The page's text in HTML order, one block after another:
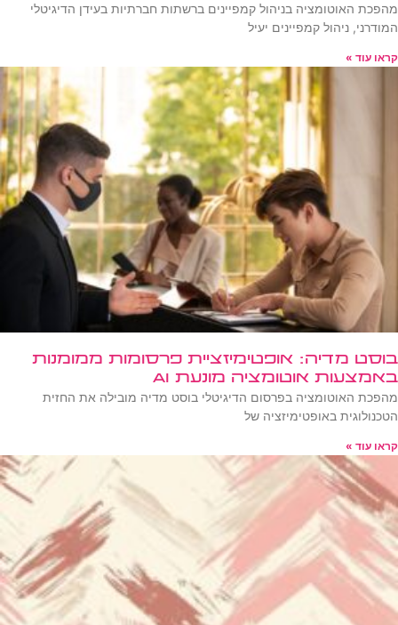
מהפכת האוטומציה בניהול קמפיינים ברשתות חברתיות בעידן הדיגיטלי
המודרני, ניהול קמפיינים יעיל
קראו עוד »
בוסט מדיה: אופטימיזציית פרסומות ממומנות
באמצעות אוטומציה מונעת AI
מהפכת האוטומציה בפרסום הדיגיטלי בוסט מדיה מובילה את החזית
הטכנולוגית באופטימיזציה של
קראו עוד »